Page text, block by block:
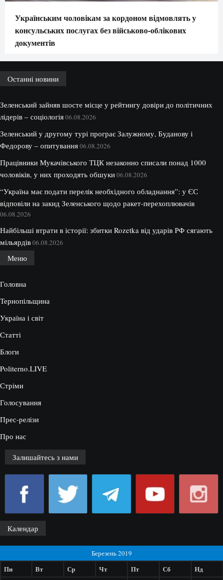
Українським чоловікам за кордоном відмовлять у
консульських послугах без військово-облікових
документів
Останні новини
Зеленський зайняв шосте місце у рейтингу довіри до політичних
лідерів – соціологія06.08.2026
Зеленський у другому турі програє Залужному, Буданову і
Федорову – опитування06.08.2026
Працівники Мукачівського ТЦК незаконно списали понад 1000
чоловіків, у них проходять обшуки06.08.2026
“Україна має подати перелік необхідного обладнання”: у ЄС
відповіли на закид Зеленського щодо ракет-перехоплювачів
06.08.2026
Найбільші втрати в історії: збитки Rozetka від ударів РФ сягають
мільярдів06.08.2026
Меню
Головна
Тернопільщина
Україна і світ
Статті
Блоги
Politerno.LIVE
Стріми
Голосування
Прес-релізи
Про нас
Залишайтесь з нами
Календар
Березень 2019
Пн Вт Ср Чт Пт Сб Нд